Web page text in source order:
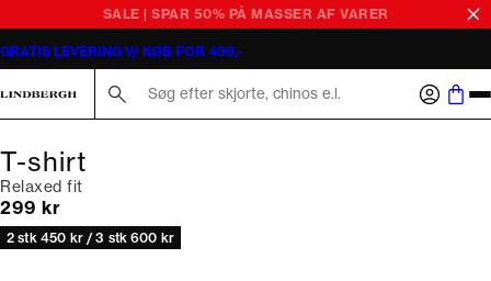
SALE | SPAR 50% PÅ MASSER AF VARER
GRATIS LEVERING V/ KØB FOR 499,-
T-shirt
Relaxed fit
I alt (inkl. rabat)
299 kr
2 stk 450 kr / 3 stk 600 kr